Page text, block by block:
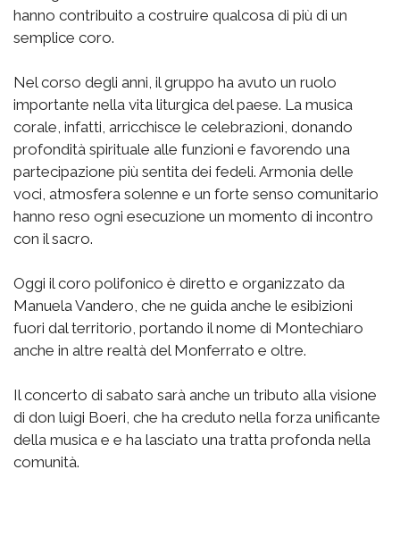
hanno contribuito a costruire qualcosa di più di un
semplice coro.
Nel corso degli anni, il gruppo ha avuto un ruolo
importante nella vita liturgica del paese. La musica
corale, infatti, arricchisce le celebrazioni, donando
profondità spirituale alle funzioni e favorendo una
partecipazione più sentita dei fedeli. Armonia delle
voci, atmosfera solenne e un forte senso comunitario
hanno reso ogni esecuzione un momento di incontro
con il sacro.
Oggi il coro polifonico è diretto e organizzato da
Manuela Vandero, che ne guida anche le esibizioni
fuori dal territorio, portando il nome di Montechiaro
anche in altre realtà del Monferrato e oltre.
Il concerto di sabato sarà anche un tributo alla visione
di don luigi Boeri, che ha creduto nella forza unificante
della musica e e ha lasciato una tratta profonda nella
comunità.